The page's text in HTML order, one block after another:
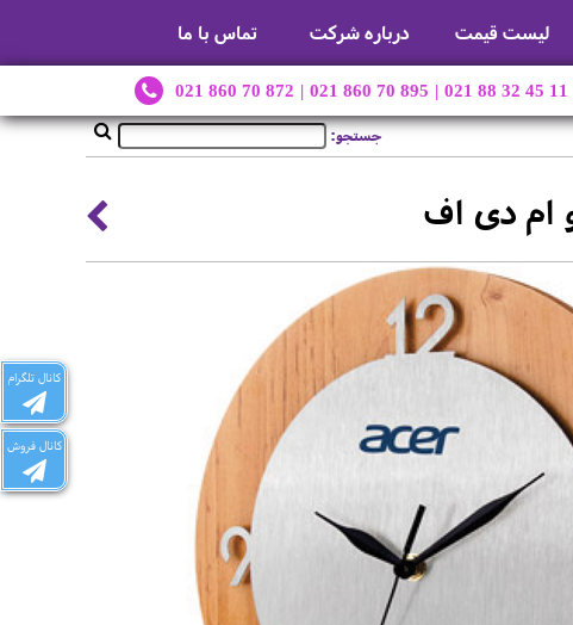
لیست قیمت درباره شرکت تماس با ما
021 860 70 872 | 021 860 70 895 | 021 88 32 45 11
کانال تلگرام
کانال فروش
جستجو:
ام دی اف